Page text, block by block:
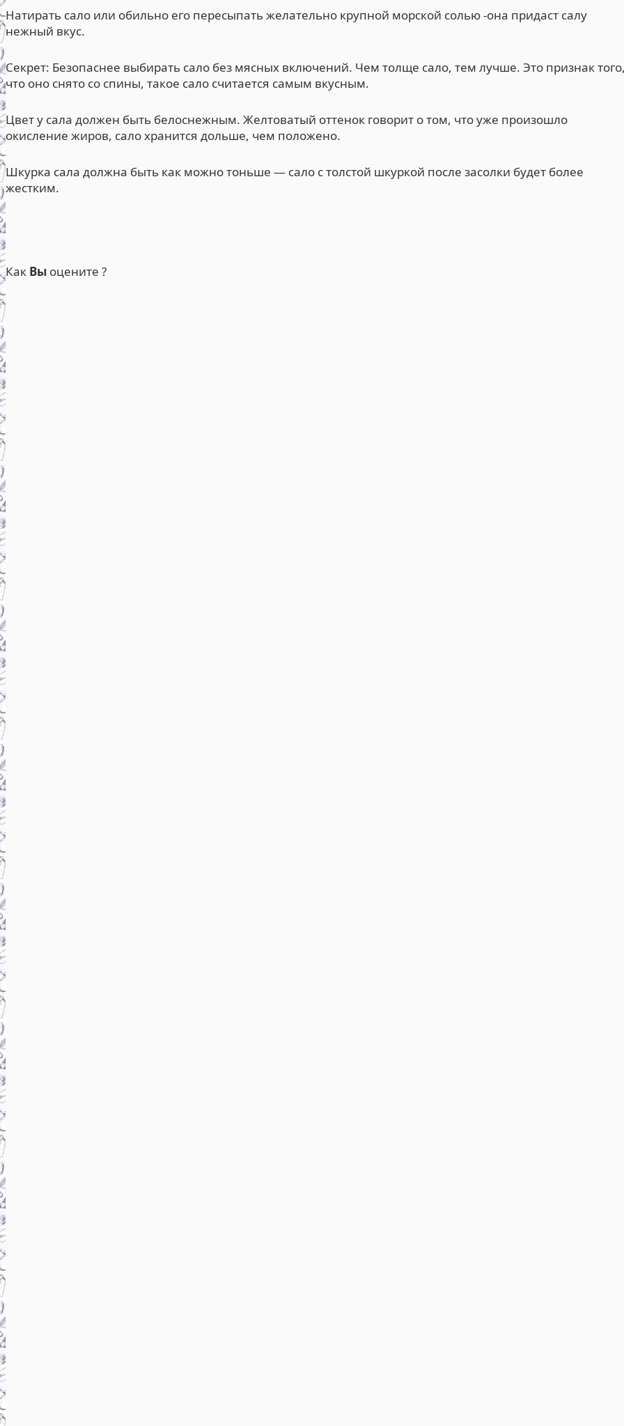
Натирать сало или обильно его пересыпать желательно крупной морской солью -она придаст салу
нежный вкус.
Секрет: Безопаснее выбирать сало без мясных включений. Чем толще сало, тем лучше. Это признак
что оно снято со спины, такое сало считается самым вкусным.
Цвет у сала должен быть белоснежным. Желтоватый оттенок говорит о том, что уже произошло
окисление жиров, сало хранится дольше, чем положено.
Шкурка сала должна быть как можно тоньше — сало с толстой шкуркой после засолки будет более
жестким.
Как Вы оцените ?